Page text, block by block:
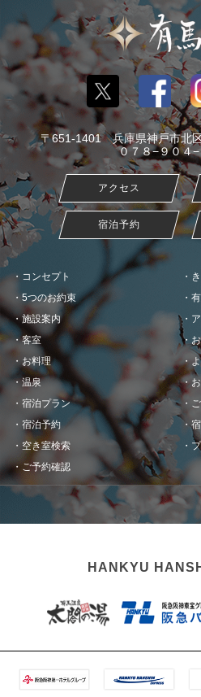
〒651-1401 兵庫県神戸市北
０７８−９０４
アクセス
宿泊予約
コンセプト
5つのお約束
施設案内
客室
お料理
温泉
宿泊プラン
宿泊予約
空き室検索
ご予約確認
HANKYU